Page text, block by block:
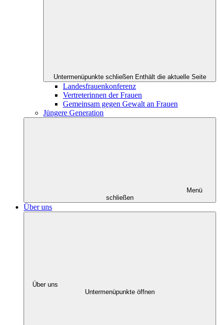
Untermenüpunkte schließen Enthält die aktuelle Seite
Landesfrauenkonferenz
Vertreterinnen der Frauen
Gemeinsam gegen Gewalt an Frauen
Jüngere Generation
Menü
schließen
Über uns
Über uns
Untermenüpunkte öffnen